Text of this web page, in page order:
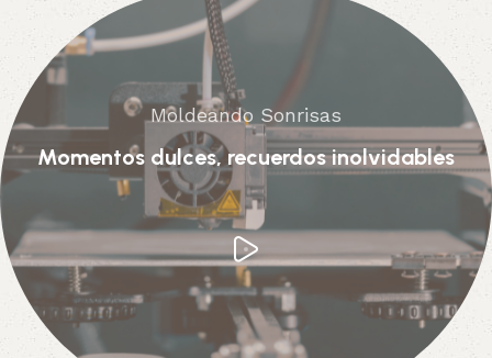
Moldeando Sonrisas
Momentos dulces, recuerdos inolvidables